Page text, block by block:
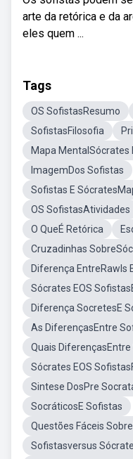
arte da retórica e da
eles quem ...
Tags
OS SofistasResumo
SofistasFilosofia
Mapa MentalSócrates
ImagemDos Sofistas
Sofistas E
OS SofistasAtividades
O QueÉ Retórica
Cruzadinhas
Diferença EntreRawls
Sócrates EOS
Diferença SocretesE
As DiferençasEntre
Quais
Sócrates EOS
Sintese DosPre
SocráticosE Sofistas
Questões Fáceis
Sofistasversus